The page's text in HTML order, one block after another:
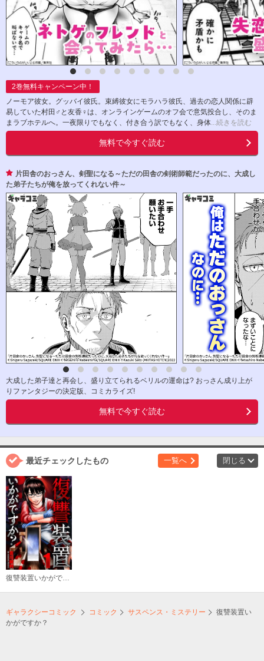
2巻無料キャンペーン中！
ノーモア彼女。グッバイ彼氏。束縛彼女にモラハラ彼氏、過去の恋人関係に辟
易していた村田♂と友香♀は、オンラインゲームのオフ会で意気投合し、そのま
まラブホテルへ。一夜限りでもなく、付き合う訳でもなく、身体 ...続きを読む
無料で今すぐ読む
片田舎のおっさん、剣聖になる～ただの田舎の剣術師範だったのに、大成し
た弟子たちが俺を放ってくれない件～
大成した弟子達と再会し、盛り立てられるベリルの運命は? おっさん成り上が
りファンタジーの決定版、コミカライズ!
無料で今すぐ読む
最近チェックしたもの 一覧へ 閉じる
復讐装置いかがですか？
ギャラクシーコミック コミック サスペンス・ミステリー
復讐装置い
かがですか？